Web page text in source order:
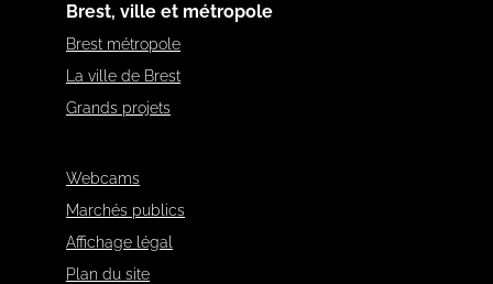
Brest, ville et métropole
Brest métropole
La ville de Brest
Grands projets
Webcams
Marchés publics
Affichage légal
Plan du site